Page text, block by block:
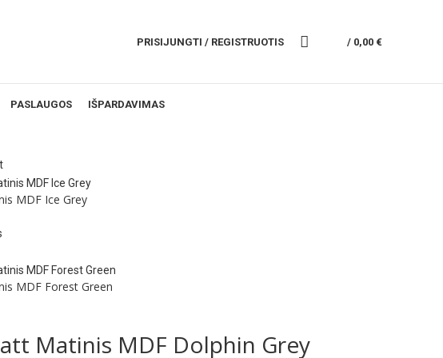
PRISIJUNGTI / REGISTRUOTIS / 0,00 €
PASLAUGOS IŠPARDAVIMAS
MDF Ice Grey
MDF Forest Green
Matinis MDF Dolphin Grey